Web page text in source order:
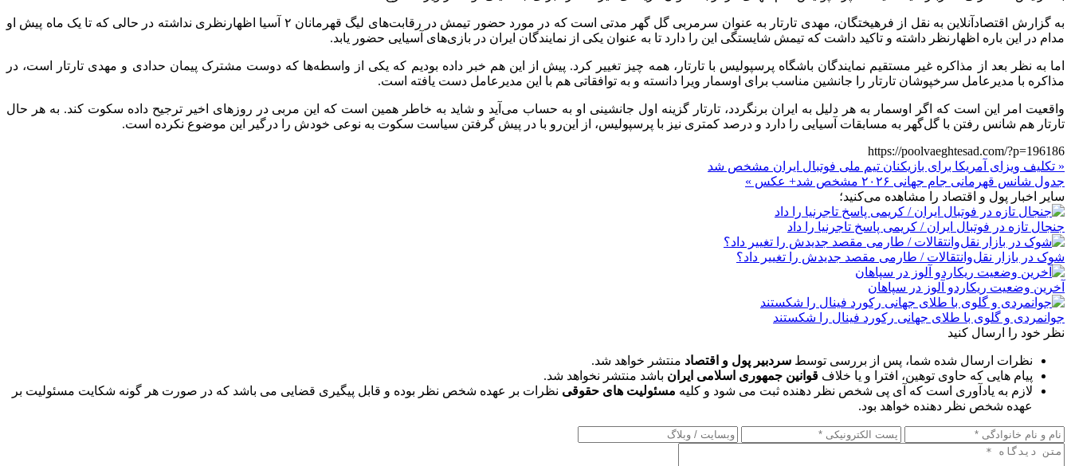
به گزارش اقتصادآنلاین به نقل از فرهیختگان، مهدی تارتار به عنوان سرمربی گل گهر مدتی است که در مورد حضور تیمش در رقابت‌های لیگ قهرمانان ۲ آسیا اظهارنظری نداشته در حالی که تا یک ماه پیش او
مدام در این باره اظهارنظر داشته و تاکید داشت که تیمش شایستگی این را دارد تا به عنوان یکی از نمایندگان ایران در بازی‌های آسیایی حضور یابد.
اما به نظر بعد از مذاکره غیر مستقیم نمایندگان باشگاه پرسپولیس با تارتار، همه چیز تغییر کرد. پیش از این هم خبر داده بودیم که یکی از واسطه‌ها که دوست مشترک پیمان حدادی و مهدی تارتار است، در
مذاکره با مدیرعامل سرخپوشان تارتار را جانشین مناسب برای اوسمار ویرا دانسته و به توافقاتی هم با این مدیرعامل دست یافته است.
واقعیت امر این است که اگر اوسمار به هر دلیل به ایران برنگردد، تارتار گزینه اول جانشینی او به حساب می‌آید و شاید به خاطر همین است که این مربی در روز‌های اخیر ترجیح داده سکوت کند. به هر حال
تارتار هم شانس رفتن با گل‌گهر به مسابقات آسیایی را دارد و درصد کمتری نیز با پرسپولیس، از این‌رو با در پیش گرفتن سیاست سکوت به نوعی خودش را درگیر این موضوع نکرده است.
https://poolvaeghtesad.com/?p=196186
« تکلیف ویزای آمریکا برای بازیکنان تیم ملی فوتبال ایران مشخص شد
جدول شانس قهرمانی جام جهانی ۲۰۲۶ مشخص شد+ عکس »
سایر اخبار پول و اقتصاد را مشاهده می‌کنید؛
جنجال تازه در فوتبال ایران / کریمی پاسخ تاجرنیا را داد
شوک در بازار نقل‌وانتقالات / طارمی مقصد جدیدش را تغییر داد؟
آخرین وضعیت ریکاردو آلوز در سپاهان
جوانمردی و گلوی با طلای جهانی رکورد فینال را شکستند
نظر خود را ارسال کنید
نظرات ارسال شده شما، پس از بررسی توسط سردبیر پول و اقتصاد منتشر خواهد شد.
پیام هایی که حاوی توهین، افترا و یا خلاف قوانین جمهوری اسلامی ایران باشد منتشر نخواهد شد.
لازم به یادآوری است که آی پی شخص نظر دهنده ثبت می شود و کلیه مسئولیت های حقوقی نظرات بر عهده شخص نظر بوده و قابل پیگیری قضایی می باشد که در صورت هر گونه شکایت مسئولیت بر
عهده شخص نظر دهنده خواهد بود.